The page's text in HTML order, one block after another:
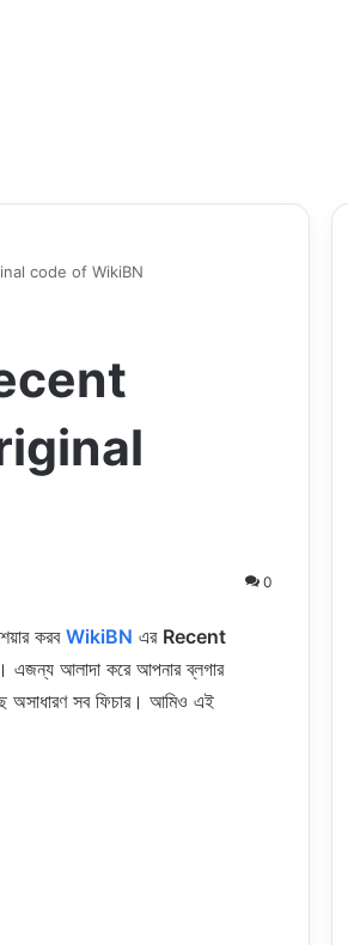
code of WikiBN
0
করবWikiBN এর Recent
এজন্য আলাদা করে আপনার ব্লগার
অসাধারণ সব ফিচার। আমিও এই